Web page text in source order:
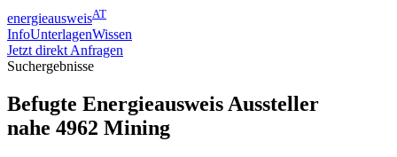
energieausweisAT
InfoUnterlagenWissen
Jetzt direkt Anfragen
Suchergebnisse
Befugte Energieausweis Aussteller
nahe 4962 Mining